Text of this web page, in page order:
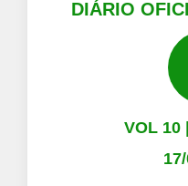
DIÁRIO
VOL 10